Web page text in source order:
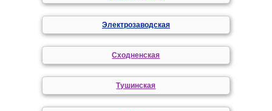
Электрозаводская
Сходненская
Тушинская